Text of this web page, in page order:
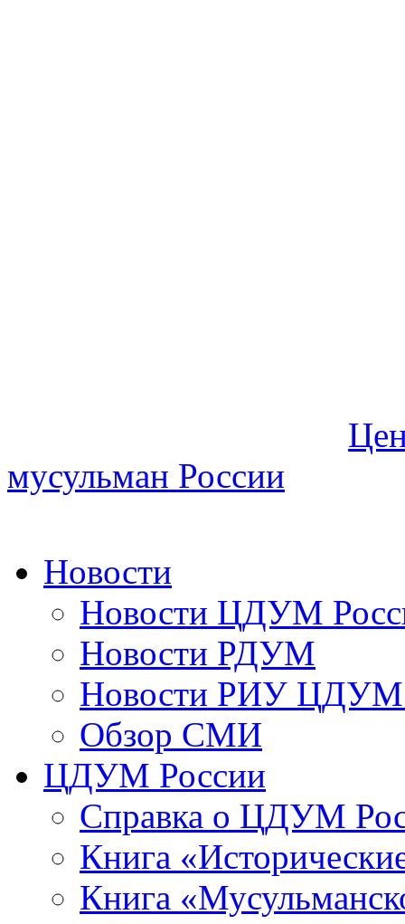
мусульман России
Новости
Новости ЦДУМ
Новости РДУМ
Новости РИУ ЦДУМ
Обзор СМИ
ЦДУМ России
Справка о ЦДУМ
Книга
Книга